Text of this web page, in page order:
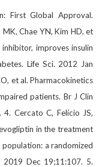
First Global Approval.
Chae YN, Kim HD, et
improves insulin
Life Sci. 2012 Jan
et al. Pharmacokinetics
patients. Br J Clin
Cercato C, Felício JS,
in the treatment
a randomized
2019 Dec 19;11:107. 5.